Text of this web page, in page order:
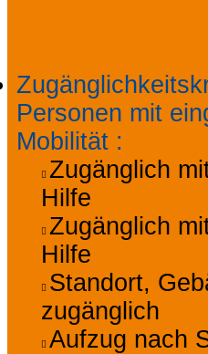
Personen mit
Mobilität :
Zugänglich
Hilfe
Zugänglich
Hilfe
Standort,
zugänglich
Aufzug nach